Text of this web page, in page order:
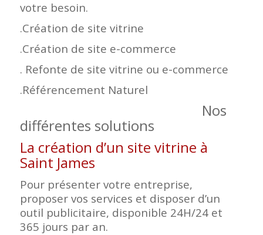
votre besoin.
.Création de site vitrine
.Création de site e-commerce
. Refonte de site vitrine ou e-commerce
.Référencement Naturel
Nos
différentes solutions
La création d’un site vitrine à
Saint James
Pour présenter votre entreprise,
proposer vos services et disposer d’un
outil publicitaire, disponible 24H/24 et
365 jours par an.